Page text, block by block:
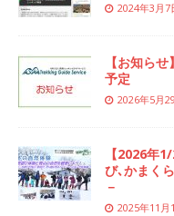
2024年3月7
【お知ら
予定
2026年5月
【2026年
び､かまく
－
2025年11月